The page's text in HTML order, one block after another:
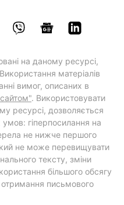
на даному ресурсі,
матеріалів
вимог, описаних в
. Використовувати
ресурсі, дозволяється
гіперпосилання на
не нижче першого
не може перевищувати
тексту, зміни
більшого обсягу
письмового